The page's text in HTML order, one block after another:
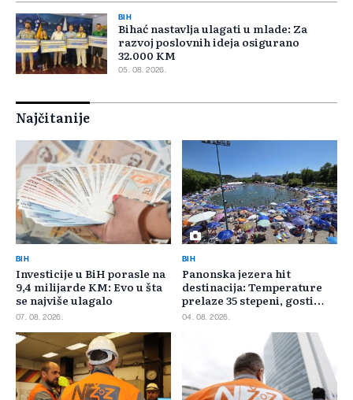
BIH
Bihać nastavlja ulagati u mlade: Za
razvoj poslovnih ideja osigurano
32.000 KM
05. 08. 2026.
Najčitanije
BIH
Investicije u BiH porasle na
9,4 milijarde KM: Evo u šta
se najviše ulagalo
07. 08. 2026.
BIH
Panonska jezera hit
destinacija: Temperature
prelaze 35 stepeni, gosti
pristižu iz cijele regije
04. 08. 2026.